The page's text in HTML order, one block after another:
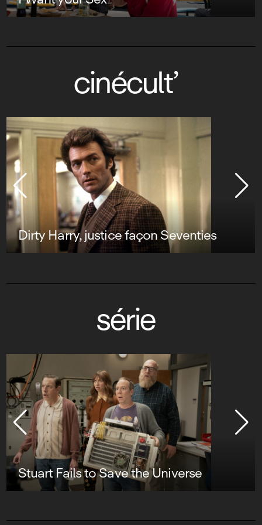
cinécult’
Dirty Harry, justice façon Seventies
série
Stuart Fails to Save the Universe